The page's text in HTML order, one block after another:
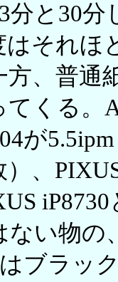
分と30
はそれほ
方、普通
てくる。
が
、
ない物の
ブラッ